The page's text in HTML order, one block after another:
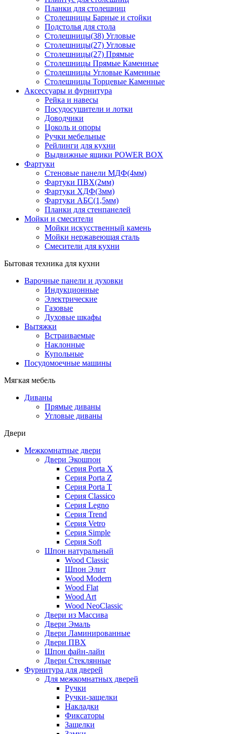
Планки для столешниц
Столешницы Барные и стойки
Подстолья для стола
Столешницы(38) Угловые
Столешницы(27) Угловые
Столешницы(27) Прямые
Столешницы Прямые Каменные
Столешницы Угловые Каменные
Столешницы Торцевые Каменные
Аксессуары и фурнитура
Рейка и навесы
Посудосушители и лотки
Доводчики
Цоколь и опоры
Ручки мебельные
Рейлинги для кухни
Выдвижные ящики POWER BOX
Фартуки
Стеновые панели МДФ(4мм)
Фартуки ПВХ(2мм)
Фартуки ХДФ(3мм)
Фартуки АБС(1,5мм)
Планки для стенпанелей
Мойки и смесители
Мойки искусственный камень
Мойки нержавеющая сталь
Смесители для кухни
Бытовая техника для кухни
Варочные панели и духовки
Индукционные
Электрические
Газовые
Духовые шкафы
Вытяжки
Встраиваемые
Наклонные
Купольные
Посудомоечные машины
Мягкая мебель
Диваны
Прямые диваны
Угловые диваны
Двери
Межкомнатные двери
Двери Экошпон
Серия Porta X
Серия Porta Z
Серия Porta T
Серия Classico
Серия Legno
Серия Trend
Серия Vetro
Серия Simple
Серия Soft
Шпон натуральный
Wood Classic
Шпон Элит
Wood Modern
Wood Flat
Wood Art
Wood NeoClassic
Двери из Массива
Двери Эмаль
Двери Ламинированные
Двери ПВХ
Шпон файн-лайн
Двери Стеклянные
Фурнитура для дверей
Для межкомнатных дверей
Ручки
Ручки-защелки
Накладки
Фиксаторы
Защелки